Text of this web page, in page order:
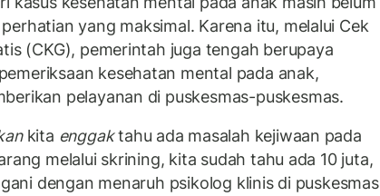
yang maksimal. Karena itu, melalui Cek
(CKG), pemerintah juga tengah berupaya
kesehatan mental pada anak,
pelayanan di puskesmas-puskesmas.
kita enggaktahu ada masalah kejiwaan pada
melalui skrining, kita sudah tahu ada 10 juta,
dengan menaruh psikolog klinis di puskesmas